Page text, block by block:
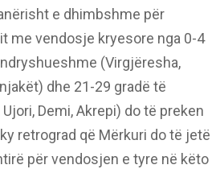
e dhimbshme për
me vendosje kryesore nga 0-4
(Virgjëresha,
dhe 21-29 gradë të
Demi, Akrepi) do të preken
retrograd që Mërkuri do të jetë
për vendosjen e tyre në këto